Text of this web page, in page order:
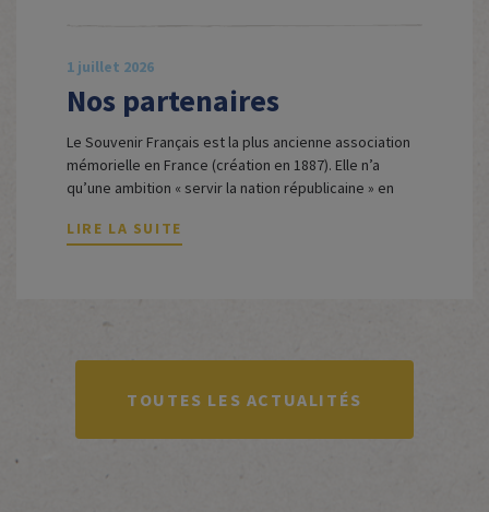
1 juillet 2026
Nos partenaires
Le Souvenir Français est la plus ancienne association
mémorielle en France (création en 1887). Elle n’a
qu’une ambition « servir la nation républicaine » en
d’atteindre cet objectif, Le Souvenir Français
LIRE LA SUITE
TOUTES LES ACTUALITÉS